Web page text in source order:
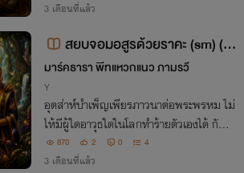
3 เดือนที่แล้ว
สยบจอมอสูรด้วยราคะ (sm) (m
preg)
มาร์คธารา พีทแหวกแนว ภามรวี
Y
อุตส่าห์บำเพ็ญเพียรภาวนาต่อพระพรหม ไม่
ให้มีผู้ใดอาวุธใดในโลกทำร้ายตัวเองได้ กับต้
องมาถูกเทพอวตารผู้นี้ย้ำยีเกียรติจับทำเมีย โ
ดยมิอาจขัดขืนพละกำลังของอีกฝ่ายได้ มิห
870 2 0 4
3 เดือนที่แล้ว